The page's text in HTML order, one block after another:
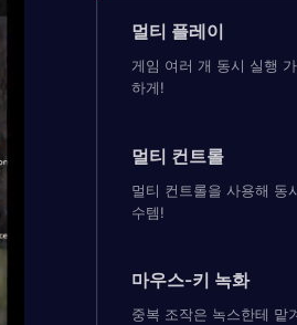
멀티 플레이
게임 여러 개 동시 실행
하게!
멀티 컨트롤
멀티 컨트롤을 사용해 동
수템!
마우스-키 녹화
중복 조작은 녹스한테 맡